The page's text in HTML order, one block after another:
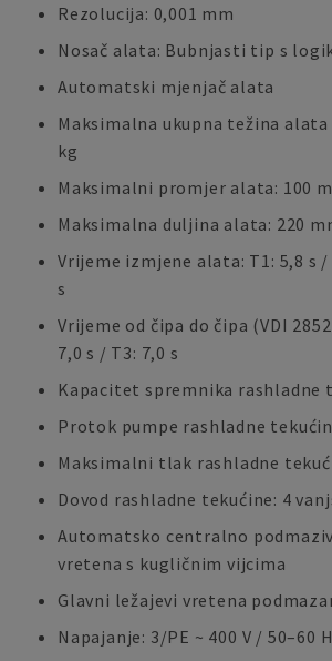
Rezolucija: 0,001 mm
Nosač alata: Bubnjasti tip s
Automatski mjenjač alata
Maksimalna ukupna težina alata
kg
Maksimalni promjer alata: 100
Maksimalna duljina alata: 220
Vrijeme izmjene alata: T1: 5,8 s /
s
Vrijeme od čipa do čipa (VDI
7,0 s / T3: 7,0 s
Kapacitet spremnika rashladne
Protok pumpe rashladne
Maksimalni tlak rashladne
Dovod rashladne tekućine: 4
Automatsko centralno
vretena s kugličnim vijcima
Glavni ležajevi vretena
Napajanje: 3/PE ~ 400 V / 50–60